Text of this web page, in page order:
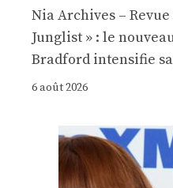
Nia Archives –
Junglist » : le
Bradford intensifie
6 août 2026